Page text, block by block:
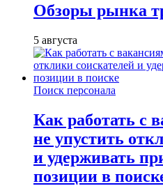
Обзоры рынка
5 августа
Поиск персонала
Как работать с
не упустить
и удерживать
позиции в